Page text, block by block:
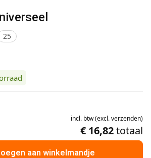
25
incl. btw(excl.verzenden)
€ 16,82totaal
aan winkelmandje